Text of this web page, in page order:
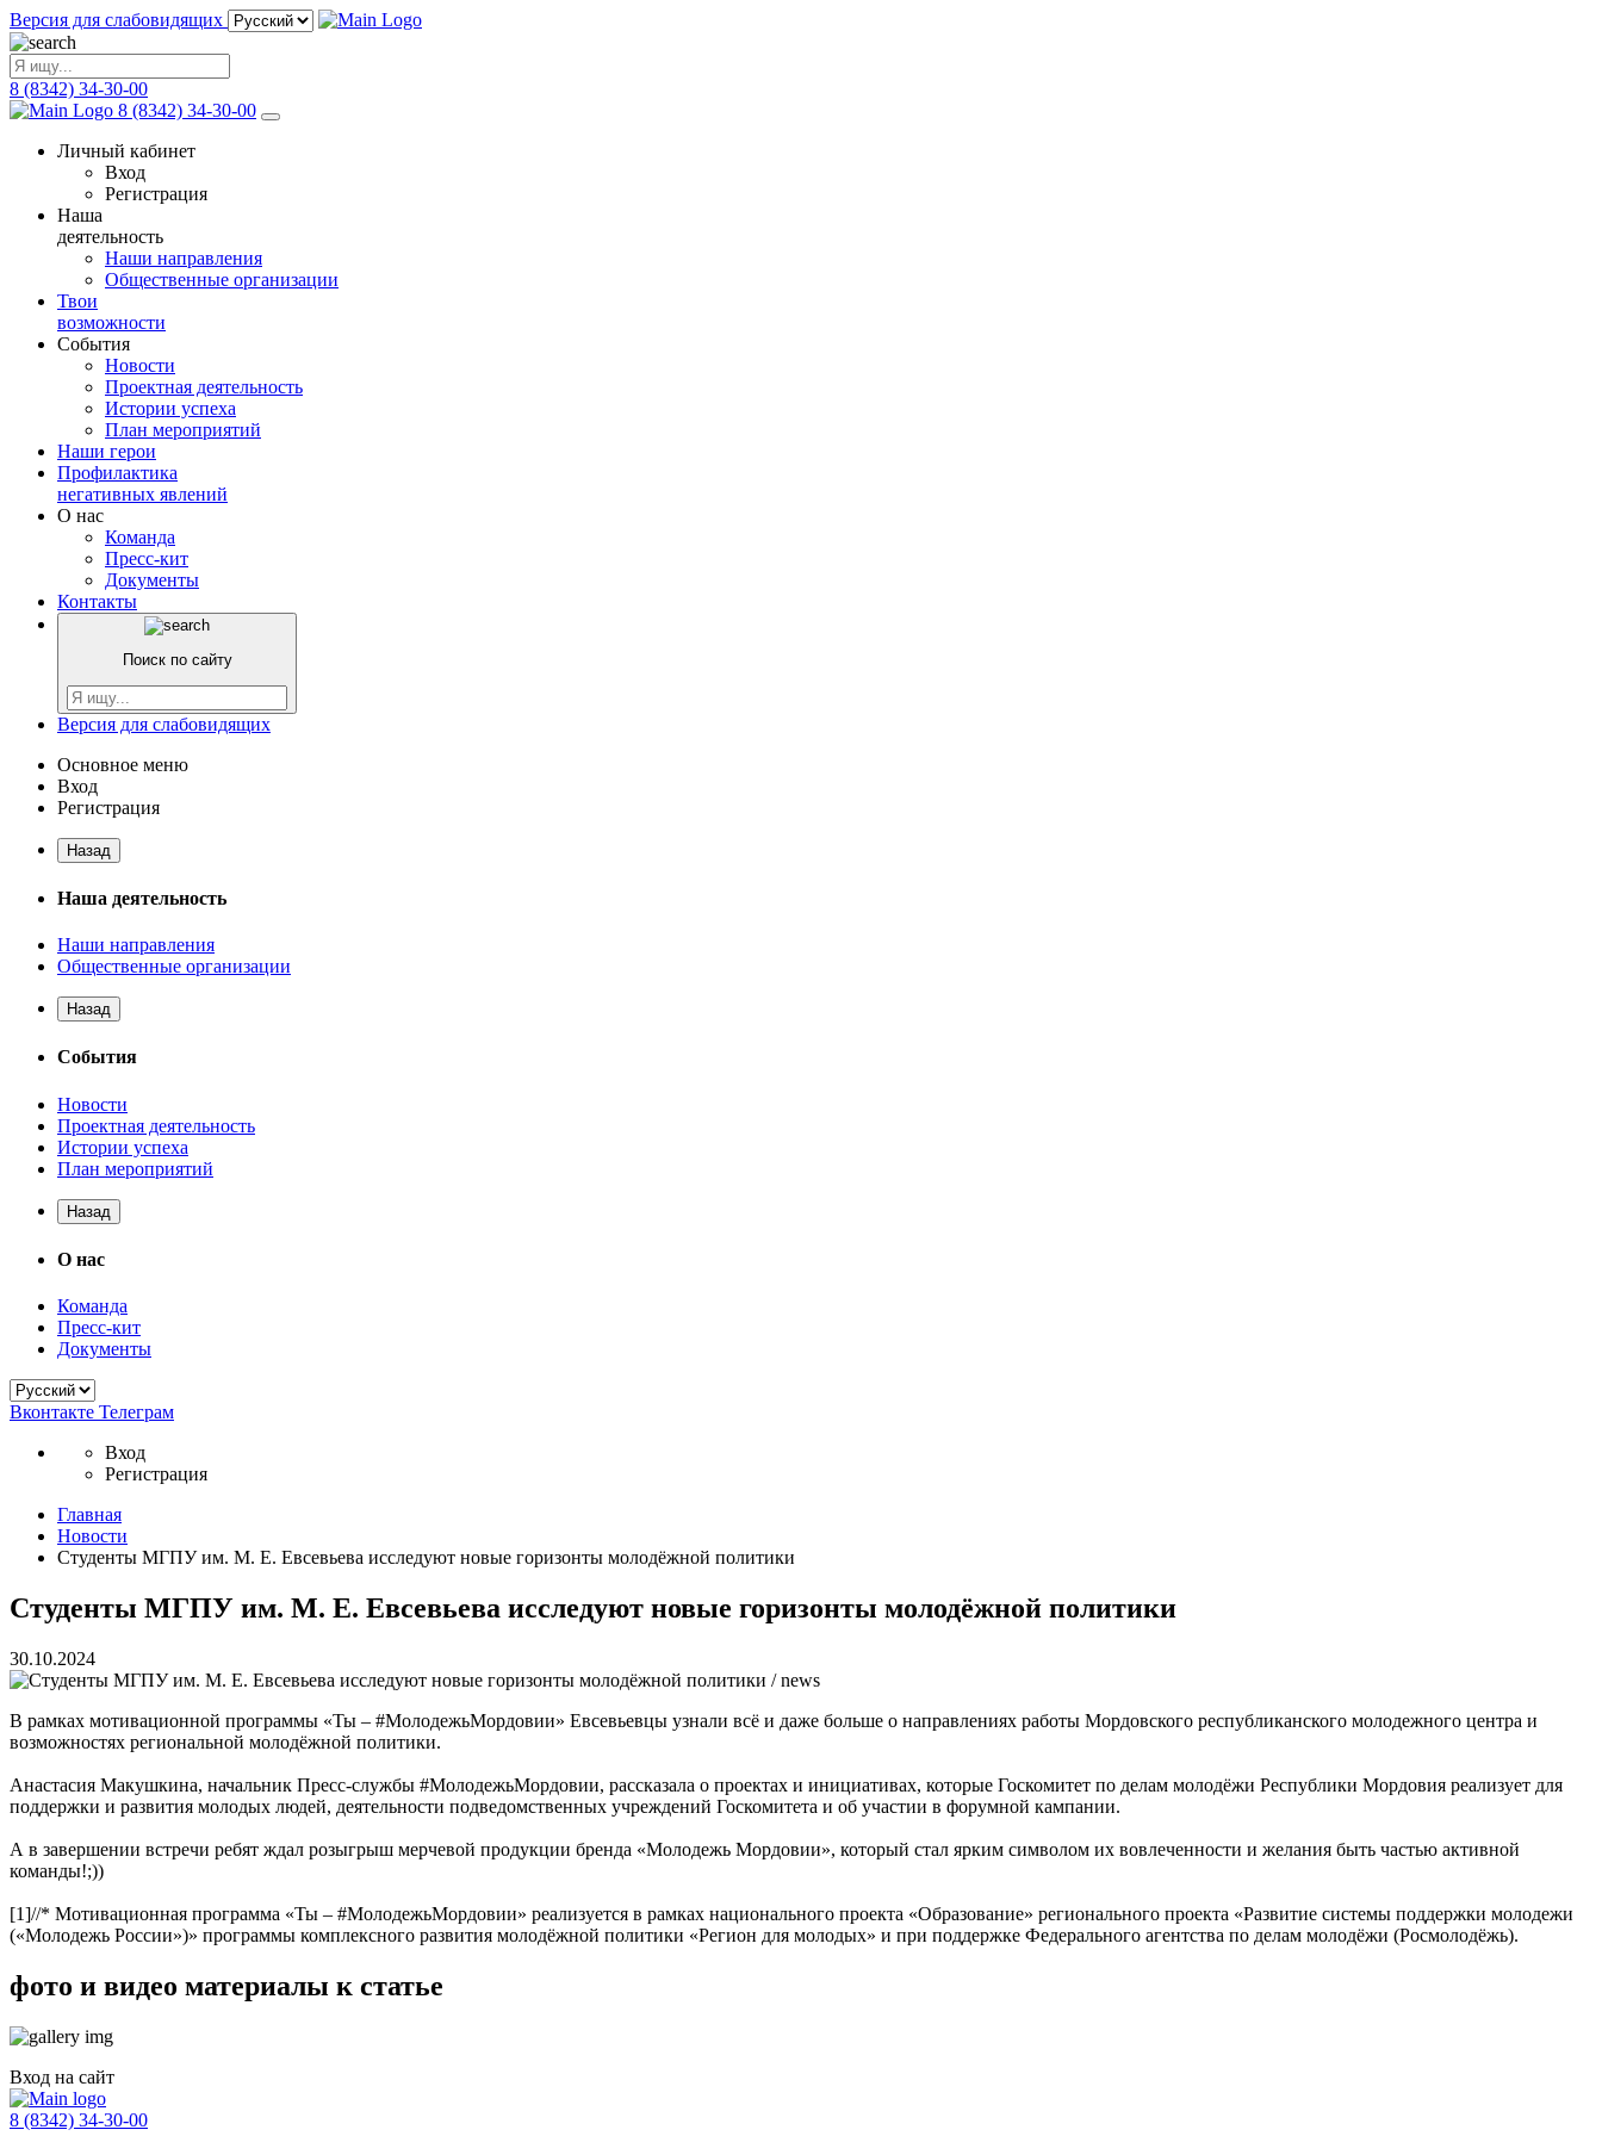
Версия для слабовидящих
8 (8342) 34-30-00
8 (8342) 34-30-00
Личный кабинет
Вход
Регистрация
Наша
деятельность
Наши направления
Общественные организации
Твои
возможности
События
Новости
Проектная деятельность
Истории успеха
План мероприятий
Наши герои
Профилактика
негативных явлений
О нас
Команда
Пресс-кит
Документы
Контакты
Поиск по сайту
Версия для слабовидящих
Основное меню
Вход
Регистрация
Назад
Наша деятельность
Наши направления
Общественные организации
Назад
События
Новости
Проектная деятельность
Истории успеха
План мероприятий
Назад
О нас
Команда
Пресс-кит
Документы
Вконтакте Телеграм
Вход
Регистрация
Главная
Новости
Студенты МГПУ им. М. Е. Евсевьева исследуют новые горизонты молодёжной политики
Студенты МГПУ им. М. Е. Евсевьева исследуют новые горизонты молодёжной политики
30.10.2024
В рамках мотивационной программы «Ты – #МолодежьМордовии» Евсевьевцы узнали всё и даже больше о направлениях работы Мордовского республиканского молодежного центра и
возможностях региональной молодёжной политики.
Анастасия Макушкина, начальник Пресс-службы #МолодежьМордовии, рассказала о проектах и инициативах, которые Госкомитет по делам молодёжи Республики Мордовия реализует для
поддержки и развития молодых людей, деятельности подведомственных учреждений Госкомитета и об участии в форумной кампании.
А в завершении встречи ребят ждал розыгрыш мерчевой продукции бренда «Молодежь Мордовии», который стал ярким символом их вовлеченности и желания быть частью активной
команды!;))
[1]//* Мотивационная программа «Ты – #МолодежьМордовии» реализуется в рамках национального проекта «Образование» регионального проекта «Развитие системы поддержки молодежи
(«Молодежь России»)» программы комплексного развития молодёжной политики «Регион для молодых» и при поддержке Федерального агентства по делам молодёжи (Росмолодёжь).
фото и видео материалы к статье
Вход на сайт
8 (8342) 34-30-00